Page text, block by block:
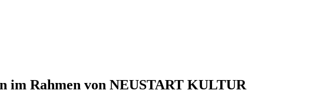
im Rahmen von NEUSTART KULTUR